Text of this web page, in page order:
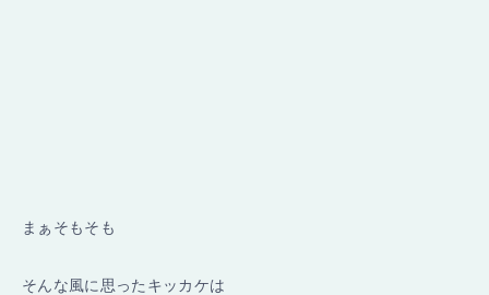
まぁそもそも
そんな風に思ったキッカケは